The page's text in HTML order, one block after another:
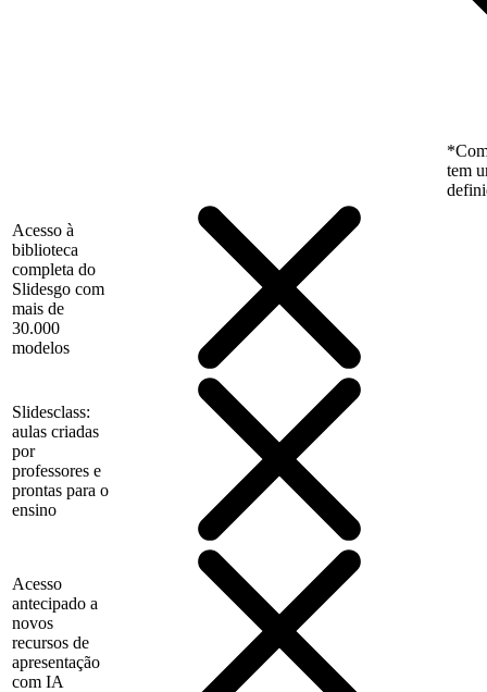
tem
Acesso à
biblioteca
completa do
Slidesgo com
mais de
30.000
modelos
Slidesclass:
aulas criadas
por
professores e
prontas para o
ensino
Acesso
antecipado a
novos
recursos de
apresentação
com IA